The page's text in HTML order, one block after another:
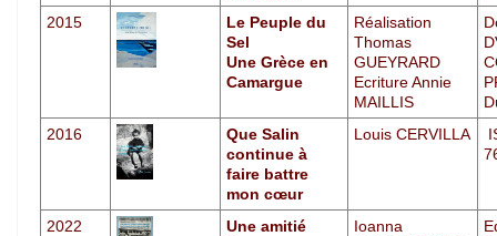
2015
Le Peuple du
Sel
Une Grèce en
Camargue
Réalisation
Thomas
GUEYRARD
Ecriture Annie
MAILLIS
2016
Que Salin
continue à
faire battre
mon cœur
Louis CERVILLA
2022
Une amitié
Ioanna